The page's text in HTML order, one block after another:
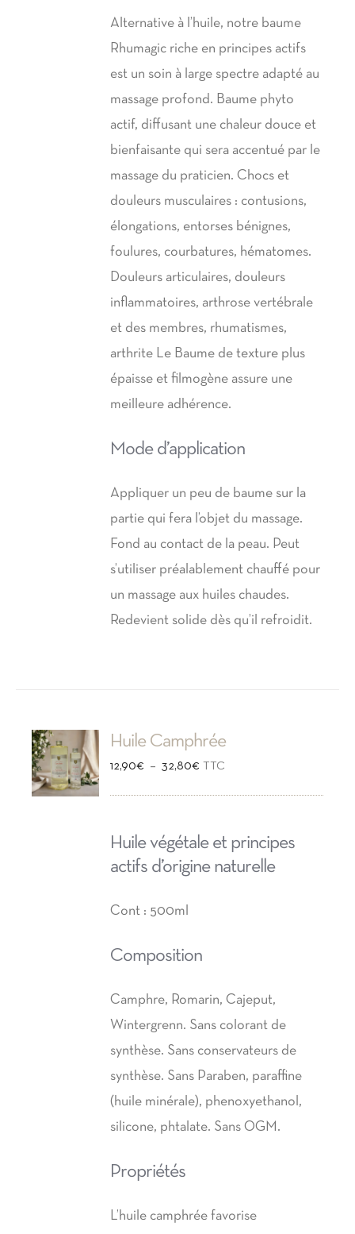
Alternative à l’huile, notre baume
Rhumagic riche en principes actifs
est un soin à large spectre adapté au
massage profond. Baume phyto
actif, diffusant une chaleur douce et
bienfaisante qui sera accentué par le
massage du praticien. Chocs et
douleurs musculaires : contusions,
élongations, entorses bénignes,
foulures, courbatures, hématomes.
Douleurs articulaires, douleurs
inflammatoires, arthrose vertébrale
et des membres, rhumatismes,
arthrite Le Baume de texture plus
épaisse et filmogène assure une
meilleure adhérence.
Mode d’application
Appliquer un peu de baume sur la
partie qui fera l’objet du massage.
Fond au contact de la peau. Peut
s’utiliser préalablement chauffé pour
un massage aux huiles chaudes.
Redevient solide dès qu’il refroidit.
CE
PRODUIT
Huile Camphrée
12,90€ – 32,80€ Plage
12,90€
à
TTC
Huile végétale et principes
actifs d’origine naturelle
Cont : 500ml
Composition
Camphre, Romarin, Cajeput,
Wintergrenn. Sans colorant de
synthèse. Sans conservateurs de
synthèse. Sans Paraben, paraffine
(huile minérale), phenoxyethanol,
silicone, phtalate. Sans OGM.
Propriétés
L’huile camphrée favorise